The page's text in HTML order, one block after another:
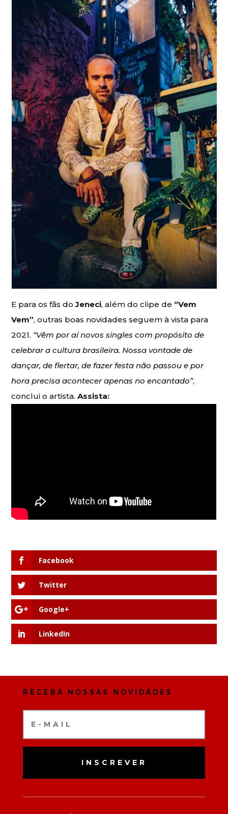
E para os fãs doJeneci, além do clipe de “Vem
Vem”, outras boas novidades seguem à vista para
2021. “Vêm por aí novos singles com propósito de
celebrar a cultura brasileira. Nossa vontade de
dançar, de flertar, de fazer festa não passou e por
hora precisa acontecer apenas no encantado”,
conclui o artista.Assista:
Facebook
Twitter
Google+
LinkedIn
RECEBA NOSSAS NOVIDADES
INSCREVER